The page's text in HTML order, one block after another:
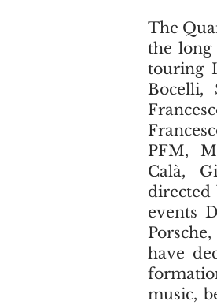
The
the long
touring
Bocelli,
PFM,
Calà,
directed
events
have
music,